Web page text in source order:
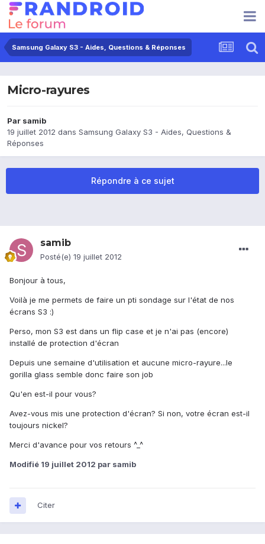
Samsung Galaxy S3 - Aides, Questions & Réponses
Micro-rayures
Par samib
19 juillet 2012 dans Samsung Galaxy S3 - Aides, Questions &
Réponses
Répondre à ce sujet
samib
Posté(e) 19 juillet 2012
Bonjour à tous,
Voilà je me permets de faire un pti sondage sur l'état de nos
écrans S3 :)
Perso, mon S3 est dans un flip case et je n'ai pas (encore)
installé de protection d'écran
Depuis une semaine d'utilisation et aucune micro-rayure...le
gorilla glass semble donc faire son job
Qu'en est-il pour vous?
Avez-vous mis une protection d'écran? Si non, votre écran est-il
toujours nickel?
Merci d'avance pour vos retours ^_^
Modifié 19 juillet 2012 par samib
Citer